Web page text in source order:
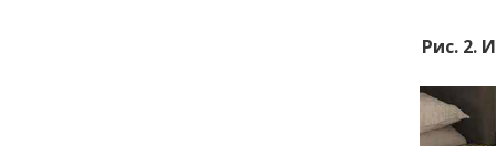
Рис. 2.